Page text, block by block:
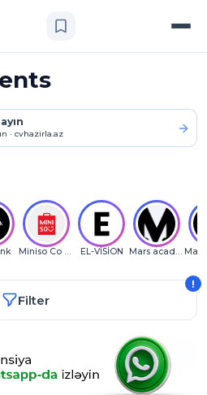
· cvhazirla.az
Miniso Co LLC EL-VİSİON Mars academy
Filter
!